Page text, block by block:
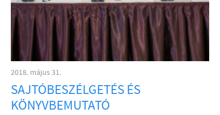
2018. május 31.
SAJTÓBESZÉLGETÉS ÉS
KÖNYVBEMUTATÓ